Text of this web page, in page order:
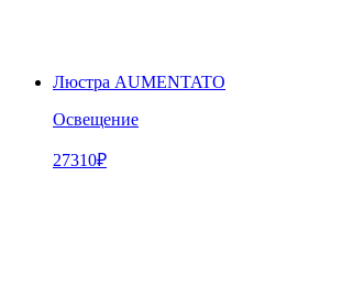
Люстра AUMENTATO
Освещение
27310₽